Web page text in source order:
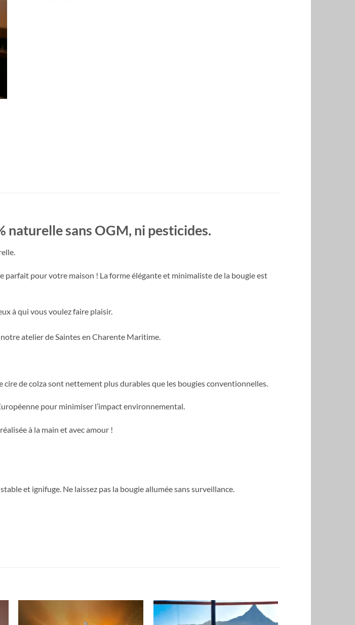
naturelle sans OGM, ni pesticides.
parfait pour votre maison ! La forme élégante et minimaliste de la bougie est
à qui vous voulez faire plaisir.
atelier de Saintes en Charente Maritime.
cire de colza sont nettement plus durables que les bougies conventionnelles.
pour minimiser l’impact environnemental.
à la main et avec amour !
et ignifuge. Ne laissez pas la bougie allumée sans surveillance.